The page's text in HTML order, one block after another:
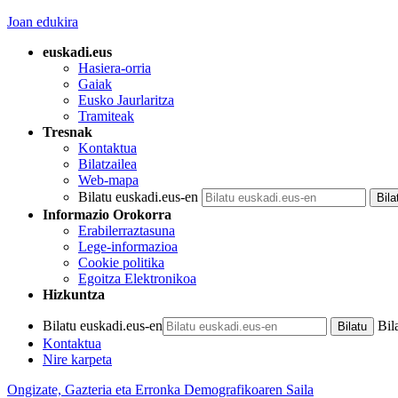
Joan edukira
euskadi.eus
Hasiera-orria
Gaiak
Eusko Jaurlaritza
Tramiteak
Tresnak
Kontaktua
Bilatzailea
Web-mapa
Bilatu euskadi.eus-en
Informazio Orokorra
Erabilerraztasuna
Lege-informazioa
Cookie politika
Egoitza Elektronikoa
Hizkuntza
Bilatu euskadi.eus-en
Kontaktua
Nire karpeta
Ongizate, Gazteria eta Erronka Demografikoaren Saila